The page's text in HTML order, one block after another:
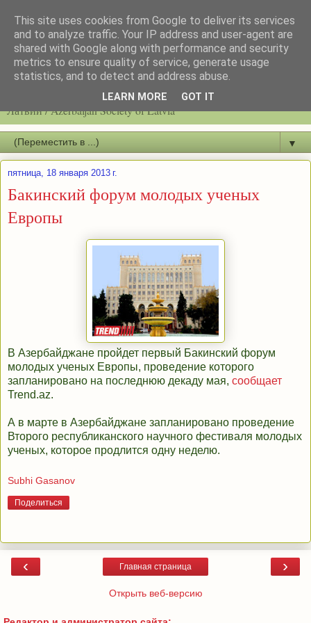
Latvijas azerbaidžāņu biedrību / Общество азербайджанцев
Латвии / Azerbaijan Society of Latvia
▼
пятница, 18 января 2013 г.
Бакинский форум молодых ученых
Европы
В Азербайджане пройдет первый Бакинский форум
молодых ученых Европы, проведение которого
запланировано на последнюю декаду мая, сообщает
Trend.az.
А в марте в Азербайджане запланировано проведение
Второго республиканского научного фестиваля молодых
ученых, которое продлится одну неделю.
Subhi Gasanov
Поделиться
‹ ›
Главная страница
Открыть веб-версию
This site uses cookies from Google to deliver its services
and to analyze traffic. Your IP address and user-agent are
shared with Google along with performance and security
metrics to ensure quality of service, generate usage
statistics, and to detect and address abuse.
LEARN MORE GOT IT